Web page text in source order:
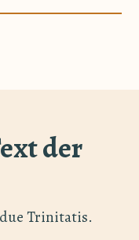
der
Trinitatis.